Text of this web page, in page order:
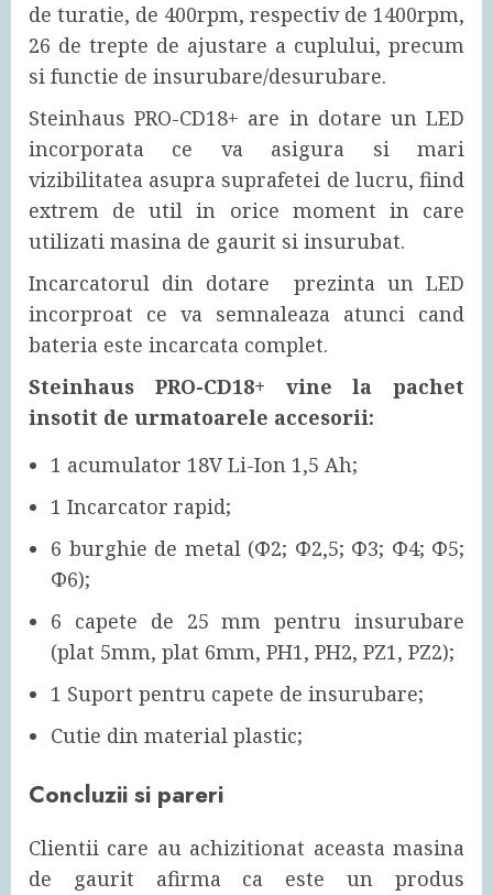
de turatie, de 400rpm, respectiv de 1400rpm,
26 de trepte de ajustare a cuplului, precum
si functie de insurubare/desurubare.
Steinhaus PRO-CD18+ are in dotare un LED
incorporata ce va asigura si mari
vizibilitatea asupra suprafetei de lucru, fiind
extrem de util in orice moment in care
utilizati masina de gaurit si insurubat.
Incarcatorul din dotare prezinta un LED
incorproat ce va semnaleaza atunci cand
bateria este incarcata complet.
Steinhaus PRO-CD18+ vine la pachet
insotit de urmatoarele accesorii:
1 acumulator 18V Li-Ion 1,5 Ah;
1 Incarcator rapid;
6 burghie de metal (Φ2; Φ2,5; Φ3; Φ4; Φ5;
Φ6);
6 capete de 25 mm pentru insurubare
(plat 5mm, plat 6mm, PH1, PH2, PZ1, PZ2);
1 Suport pentru capete de insurubare;
Cutie din material plastic;
Concluzii si pareri
Clientii care au achizitionat aceasta masina
de gaurit afirma ca este un produs